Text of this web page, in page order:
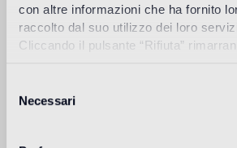
con altre informazioni che ha fornito
raccolto dal suo utilizzo dei loro
Cliccando il pulsante “Rifiuta”
tecnici.
delNecessari
Suelo de interior
suelo de tráfico peatonal intenso2